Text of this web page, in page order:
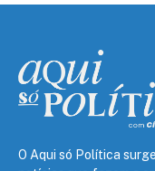
O Aqui só Política